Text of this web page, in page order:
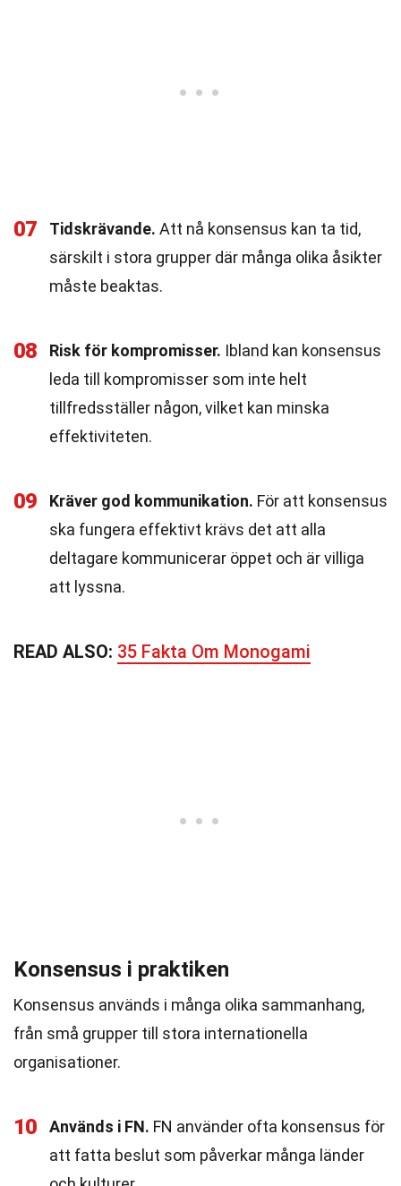
07 Tidskrävande. Att nå konsensus kan ta tid,
särskilt i stora grupper där många olika åsikter
måste beaktas.
08 Risk för kompromisser. Ibland kan konsensus
leda till kompromisser som inte helt
tillfredsställer någon, vilket kan minska
effektiviteten.
09 Kräver god kommunikation. För att konsensus
ska fungera effektivt krävs det att alla
deltagare kommunicerar öppet och är villiga
att lyssna.
READ ALSO: 35 Fakta Om Monogami
Konsensus i praktiken
Konsensus används i många olika sammanhang,
från små grupper till stora internationella
organisationer.
10 Används i FN. FN använder ofta konsensus för
att fatta beslut som påverkar många länder